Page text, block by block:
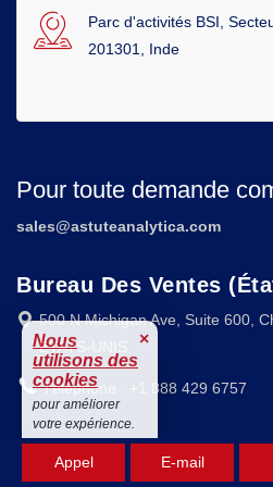
Appel E-mail
Parc d'activités BSI,
201301, Inde
Pour toute demande
sales@astuteanalytica.com
Bureau Des Ventes
500 N Michigan Ave, Suite 600,
ÉTATS-UNIS
Téléphone : +1 888 429 6757
Bureau De Livraison
Parc d'activités BSI, H-15,
Nous
utilisons des
cookies
×
pour améliorer
votre expérience.